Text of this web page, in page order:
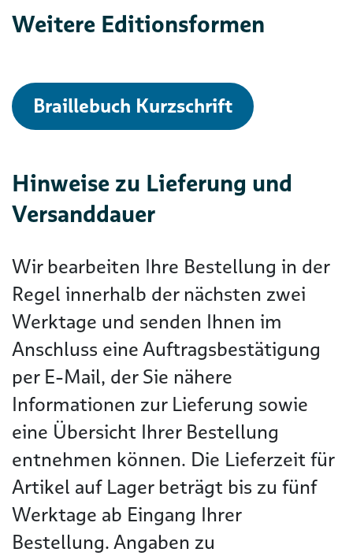
Weitere Editionsformen
Braillebuch Kurzschrift
Hinweise zu Lieferung und
Versanddauer
Wir bearbeiten Ihre Bestellung in der
Regel innerhalb der nächsten zwei
Werktage und senden Ihnen im
Anschluss eine Auftragsbestätigung
per E-Mail, der Sie nähere
Informationen zur Lieferung sowie
eine Übersicht Ihrer Bestellung
entnehmen können. Die Lieferzeit für
Artikel auf Lager beträgt bis zu fünf
Werktage ab Eingang Ihrer
Bestellung. Angaben zu